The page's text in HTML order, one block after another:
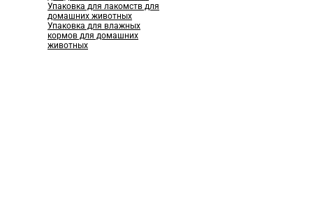
Упаковка для лакомств для
домашних животных
Упаковка для влажных
кормов для домашних
животных